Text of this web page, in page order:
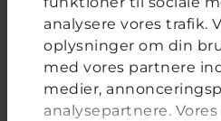
analysere vores trafik.
oplysninger om din
med vores partnere
medier,
analysepartnere.
Ja, en enkelt gang
Nej, aldrig